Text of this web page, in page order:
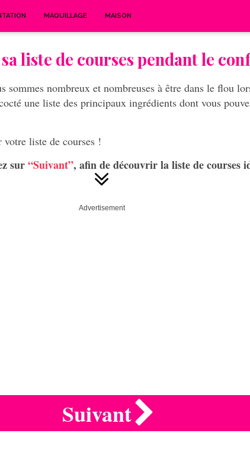
MAQUILLAGE MAISON
liste de courses pendant le
sommes nombreux et nombreuses à être dans le flou
une liste des principaux ingrédients dont vous
liste de courses !
sur“Suivant”, afin de découvrir la liste de courses
Advertisement
Suivant